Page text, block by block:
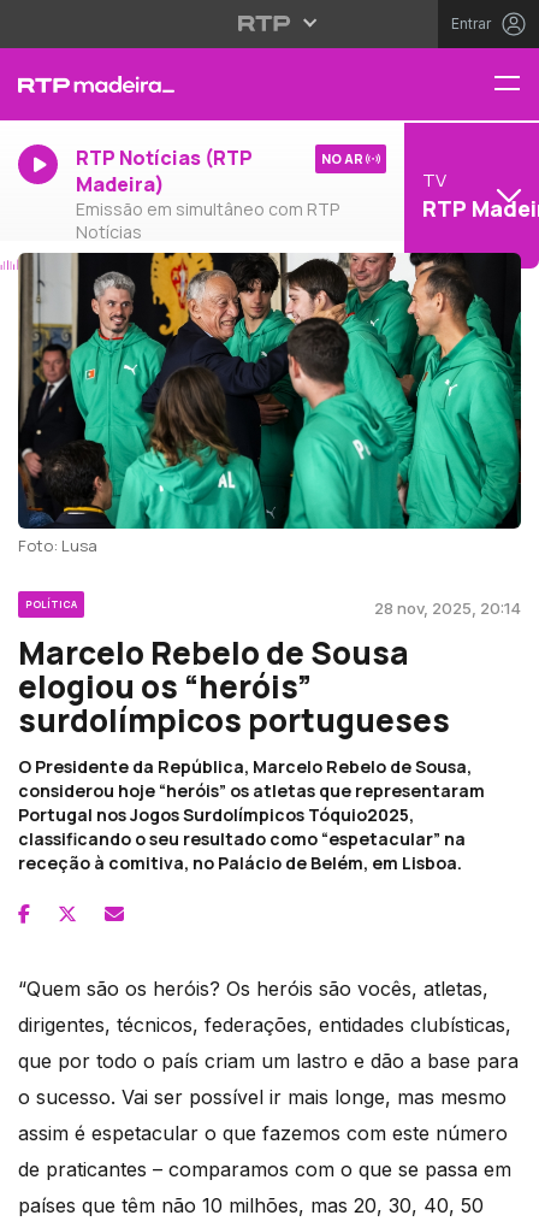
Entrar
RTP Notícias (RTP
Madeira)
Emissão em simultâneo com RTP
Notícias
NO AR
TV
RTP
Foto: Lusa
POLÍTICA 28 nov, 2025, 20:14
Marcelo Rebelo de Sousa
elogiou os “heróis”
surdolímpicos portugueses
O Presidente da República, Marcelo Rebelo de Sousa,
considerou hoje “heróis” os atletas que representaram
Portugal nos Jogos Surdolímpicos Tóquio2025,
classificando o seu resultado como “espetacular” na
receção à comitiva, no Palácio de Belém, em Lisboa.
“Quem são os heróis? Os heróis são vocês, atletas,
dirigentes, técnicos, federações, entidades clubísticas,
que por todo o país criam um lastro e dão a base para
o sucesso. Vai ser possível ir mais longe, mas mesmo
assim é espetacular o que fazemos com este número
de praticantes – comparamos com o que se passa em
países que têm não 10 milhões, mas 20, 30, 40, 50